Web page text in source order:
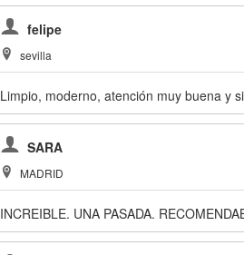
felipe
sevilla
Limpio, moderno, atención muy buena y
SARA
MADRID
INCREIBLE. UNA PASADA.